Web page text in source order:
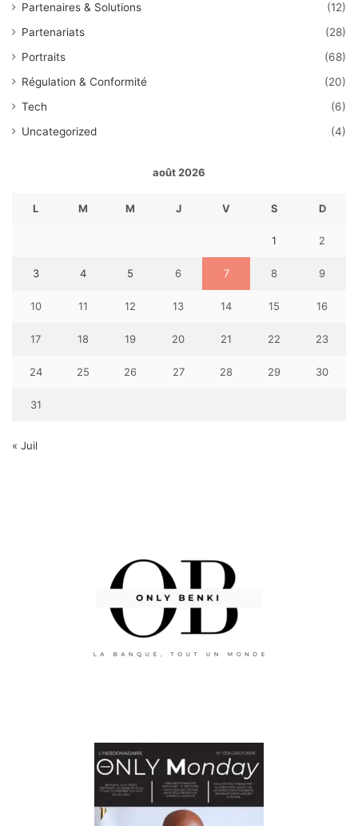
Partenaires & Solutions
(12)
Partenariats
(28)
Portraits
(68)
Régulation & Conformité
(20)
Tech
(6)
Uncategorized
(4)
août 2026
L M M J V S D
1 2
3 4 5 6 7 8 9
10 11 12 13 14 15 16
17 18 19 20 21 22 23
24 25 26 27 28 29 30
31
« Juil